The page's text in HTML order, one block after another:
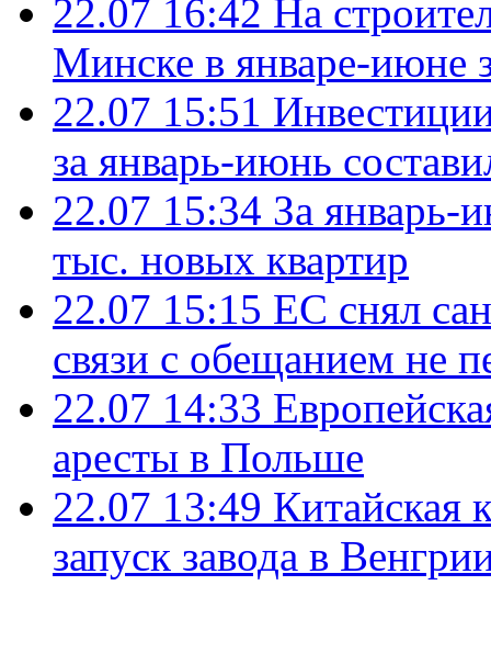
22.07 16:42 На
Минске в январе-июне
22.07 15:51
за январь-июнь
22.07 15:34 За январь-
тыс. новых квартир
22.07 15:15 ЕС снял
связи с обещанием не
22.07 14:33
аресты в Польше
22.07 13:49 Китайская
запуск завода в